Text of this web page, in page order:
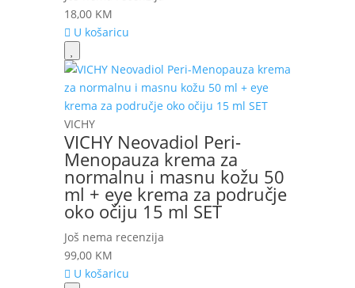
18,00 KM
U košaricu
VICHY
VICHY Neovadiol Peri-
Menopauza krema za
normalnu i masnu kožu 50
ml + eye krema za područje
oko očiju 15 ml SET
Još nema recenzija
99,00 KM
U košaricu